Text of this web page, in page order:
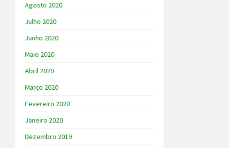
Agosto 2020
Julho 2020
Junho 2020
Maio 2020
Abril 2020
Março 2020
Fevereiro 2020
Janeiro 2020
Dezembro 2019